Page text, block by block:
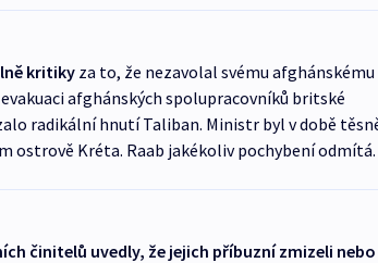
kritikyza to, že nezavolal svému afghánskému
afghánských spolupracovníků britské
radikální hnutí Taliban. Ministr byl v době
ostrově Kréta. Raab jakékoliv pochybení odmítá.
činitelů uvedly, že jejich příbuzní zmizeli nebo